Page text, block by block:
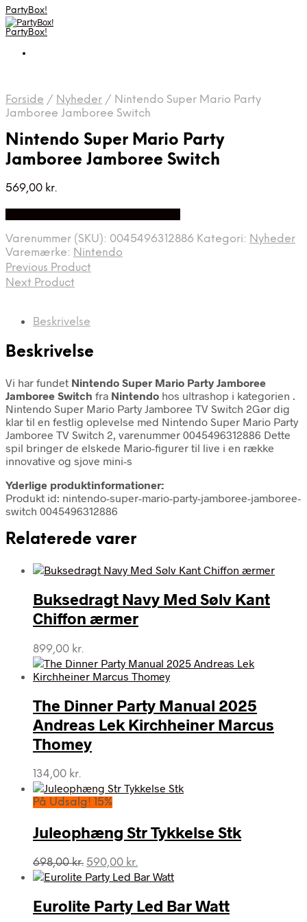
PartyBox!
PartyBox!
Forside / Nyheder / Nintendo Super Mario Party
Jamboree Jamboree Switch
Nintendo Super Mario Party
Jamboree Jamboree Switch
569,00 kr.
Varenummer (SKU): 0045496312886 Kategori: Nyheder
Varemærke: Nintendo
Previous Product
Next Product
Beskrivelse
Beskrivelse
Vi har fundet Nintendo Super Mario Party Jamboree
Jamboree Switch fra Nintendo hos ultrashop i kategorien .
Nintendo Super Mario Party Jamboree TV Switch 2Gør dig
klar til en festlig oplevelse med Nintendo Super Mario Party
Jamboree TV Switch 2, varenummer 0045496312886 Dette
spil bringer de elskede Mario-figurer til live i en række
innovative og sjove mini-s
Yderlige produktinformationer:
Produkt id: nintendo-super-mario-party-jamboree-jamboree-
switch 0045496312886
Relaterede varer
Buksedragt Navy Med Sølv Kant
Chiffon ærmer
899,00 kr.
The Dinner Party Manual 2025
Andreas Lek Kirchheiner Marcus
Thomey
134,00 kr.
På Udsalg! 15%
Juleophæng Str Tykkelse Stk
698,00kr. Den
oprindelige
var:
698,00 kr..
590,00 kr.
aktuelle
er:
590,00 kr..
Eurolite Party Led Bar Watt